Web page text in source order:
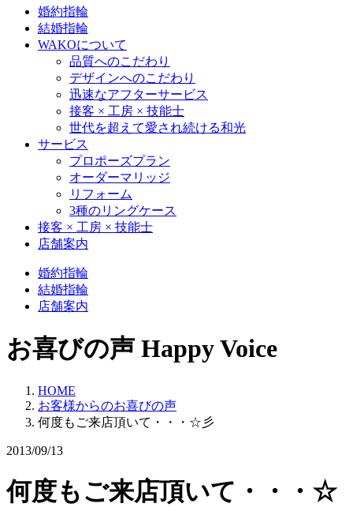
婚約指輪
結婚指輪
WAKOについて
品質へのこだわり
デザインへのこだわり
迅速なアフターサービス
接客 × 工房 × 技能士
世代を超えて愛され続ける和光
サービス
プロポーズプラン
オーダーマリッジ
リフォーム
3種のリングケース
接客 × 工房 × 技能士
店舗案内
婚約指輪
結婚指輪
店舗案内
お喜びの声 Happy Voice
HOME
お客様からのお喜びの声
何度もご来店頂いて・・・☆彡
2013/09/13
何度もご来店頂いて・・・☆